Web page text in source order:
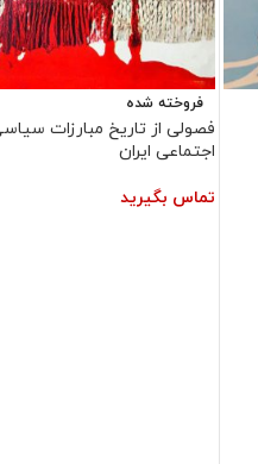
فروخته شده
فصولی از تاریخ مبارزات
اجتماعی ایران
تماس بگیرید